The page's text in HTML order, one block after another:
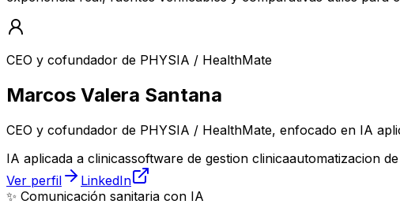
CEO y cofundador de PHYSIA / HealthMate
Marcos Valera Santana
CEO y cofundador de PHYSIA / HealthMate, enfocado en IA
IA aplicada a clinicassoftware de gestion clinicaautomatizacion
Ver perfil
LinkedIn
✨ Comunicación sanitaria con IA